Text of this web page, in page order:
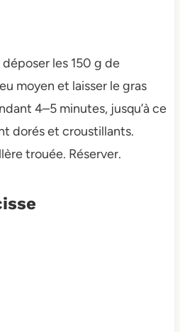
les 150 g de
moyen et laisser le gras
4–5 minutes, jusqu’à ce
dorés et croustillants.
trouée. Réserver.